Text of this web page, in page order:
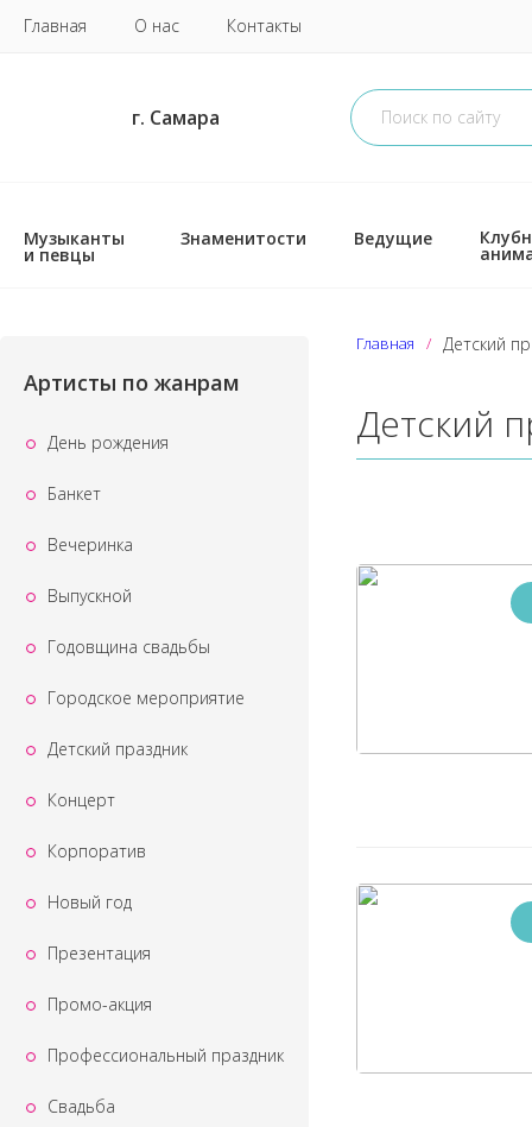
Главная О нас Контакты
г. Самара
Музыканты
и певцы
Знаменитости Ведущие
Артисты по жанрам
День рождения
Банкет
Вечеринка
Выпускной
Годовщина свадьбы
Городское мероприятие
Детский праздник
Концерт
Корпоратив
Новый год
Презентация
Промо-акция
Профессиональный праздник
Свадьба
Главная Детский
Детский